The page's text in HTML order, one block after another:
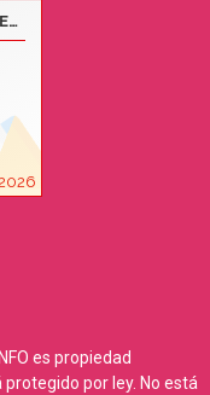
es propiedad
protegido por ley. No está